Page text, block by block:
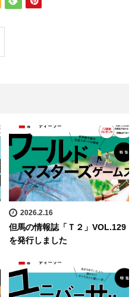
2026.2.16
但馬の情報誌「Ｔ２」VOL.129
を発行しました